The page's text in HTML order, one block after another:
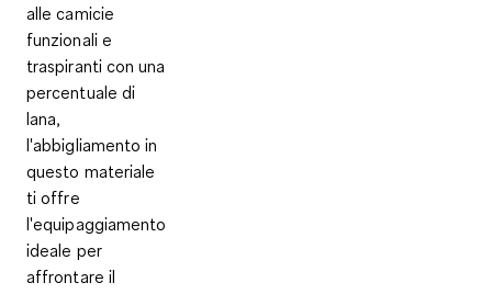
alle camicie
funzionali e
traspiranti con una
percentuale di
lana,
l'abbigliamento in
questo materiale
ti offre
l'equipaggiamento
ideale per
affrontare il